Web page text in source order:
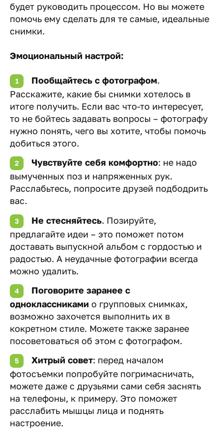
будет руководить процессом. Но вы можете
помочь ему сделать для те самые, идеальные
снимки.
Эмоциональный настрой:
Пообщайтесь с фотографом.
Расскажите, какие бы снимки хотелось в
итоге получить. Если вас что-то интересует,
то не бойтесь задавать вопросы – фотографу
нужно понять, чего вы хотите, чтобы помочь
добиться этого.
Чувствуйте себя комфортно: не надо
вымученных поз и напряженных рук.
Расслабьтесь, попросите друзей подбодрить
вас.
Не стесняйтесь. Позируйте,
предлагайте идеи – это поможет потом
доставать выпускной альбом с гордостью и
радостью. А неудачные фотографии всегда
можно удалить.
Поговорите заранее с
одноклассниками о групповых снимках,
возможно захочется выполнить их в
кокретном стиле. Можете также заранее
посоветоваться об этом с фотографом.
Хитрый совет: перед началом
фотосъемки попробуйте погримасничать,
можете даже с друзьями сами себя заснять
на телефоны, к примеру. Это поможет
расслабить мышцы лица и поднять
настроение.